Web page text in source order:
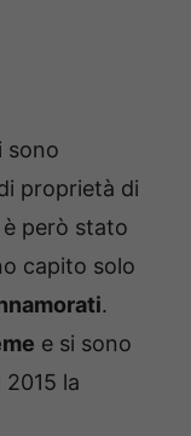
sono
proprietà di
però stato
capito solo
.
e si sono
2015 la